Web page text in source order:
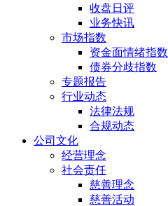
收盘日评
业务快讯
市场指数
资金面情绪指数
债券分歧指数
专题报告
行业动态
法律法规
合规动态
公司文化
经营理念
社会责任
慈善理念
慈善活动